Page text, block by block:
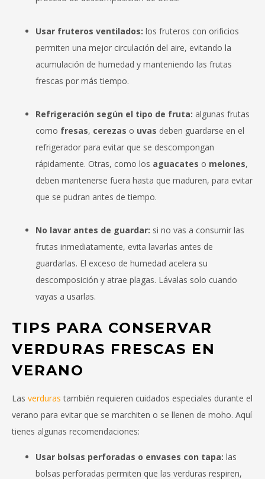
Usar fruteros ventilados: los fruteros con orificios
permiten una mejor circulación del aire, evitando la
acumulación de humedad y manteniendo las frutas
frescas por más tiempo.
Refrigeración según el tipo de fruta: algunas frutas
como fresas, cerezas o uvas deben guardarse en el
refrigerador para evitar que se descompongan
rápidamente. Otras, como los aguacates o melones,
deben mantenerse fuera hasta que maduren, para evitar
que se pudran antes de tiempo.
No lavar antes de guardar: si no vas a consumir las
frutas inmediatamente, evita lavarlas antes de
guardarlas. El exceso de humedad acelera su
descomposición y atrae plagas. Lávalas solo cuando
vayas a usarlas.
TIPS PARA CONSERVAR
VERDURAS FRESCAS EN
VERANO
Las verduras también requieren cuidados especiales durante el
verano para evitar que se marchiten o se llenen de moho. Aquí
tienes algunas recomendaciones:
Usar bolsas perforadas o envases con tapa: las
bolsas perforadas permiten que las verduras respiren,